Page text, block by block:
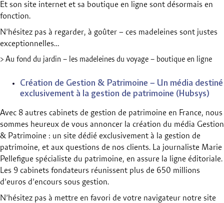
Et son site internet et sa boutique en ligne sont désormais en
fonction.
N’hésitez pas à regarder, à goûter – ces madeleines sont justes
exceptionnelles…
> Au fond du jardin – les madeleines du voyage – boutique en ligne
Création de Gestion & Patrimoine – Un média destiné
exclusivement à la gestion de patrimoine (Hubsys)
Avec 8 autres cabinets de gestion de patrimoine en France, nous
sommes heureux de vous annoncer la création du média Gestion
& Patrimoine : un site dédié exclusivement à la gestion de
patrimoine, et aux questions de nos clients. La journaliste Marie
Pellefigue spécialiste du patrimoine, en assure la ligne éditoriale.
Les 9 cabinets fondateurs réunissent plus de 650 millions
d’euros d’encours sous gestion.
N’hésitez pas à mettre en favori de votre navigateur notre site